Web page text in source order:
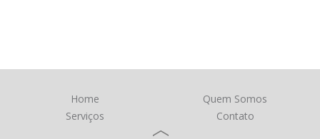
Home
Quem Somos
Serviços
Contato